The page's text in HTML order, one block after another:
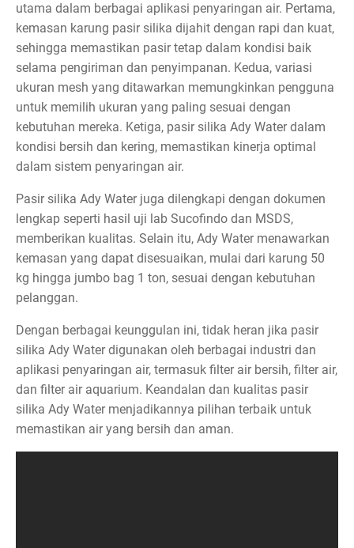
utama dalam berbagai aplikasi penyaringan air. Pertama,
kemasan karung pasir silika dijahit dengan rapi dan kuat,
sehingga memastikan pasir tetap dalam kondisi baik
selama pengiriman dan penyimpanan. Kedua, variasi
ukuran mesh yang ditawarkan memungkinkan pengguna
untuk memilih ukuran yang paling sesuai dengan
kebutuhan mereka. Ketiga, pasir silika Ady Water dalam
kondisi bersih dan kering, memastikan kinerja optimal
dalam sistem penyaringan air.
Pasir silika Ady Water juga dilengkapi dengan dokumen
lengkap seperti hasil uji lab Sucofindo dan MSDS,
memberikan kualitas. Selain itu, Ady Water menawarkan
kemasan yang dapat disesuaikan, mulai dari karung 50
kg hingga jumbo bag 1 ton, sesuai dengan kebutuhan
pelanggan.
Dengan berbagai keunggulan ini, tidak heran jika pasir
silika Ady Water digunakan oleh berbagai industri dan
aplikasi penyaringan air, termasuk filter air bersih, filter air,
dan filter air aquarium. Keandalan dan kualitas pasir
silika Ady Water menjadikannya pilihan terbaik untuk
memastikan air yang bersih dan aman.